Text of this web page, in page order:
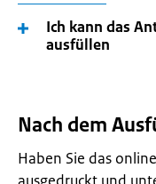
Ich kann das
ausfüllen
Nach dem
Haben Sie das